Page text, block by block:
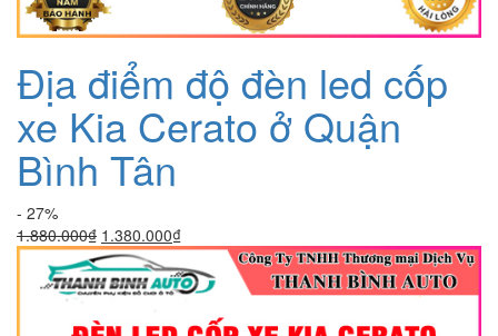
Địa điểm độ đèn led cốp
xe Kia Cerato ở Quận
Bình Tân
- 27%
1.880.000₫ Giá
gốc
là:
1.880.000₫.
1.380.000₫Giá
hiện
tại
là:
1.380.000₫.